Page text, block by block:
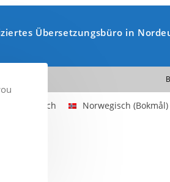
Übersetzungsbüro in
Finnisch Norwegisch (Bokmål)